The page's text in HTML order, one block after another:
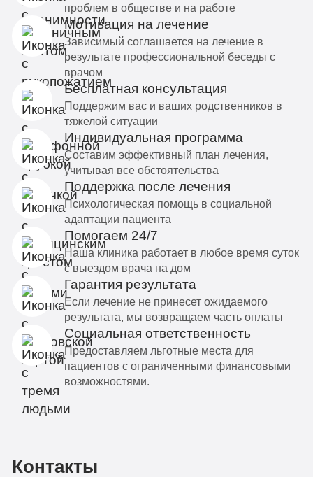
проблем в обществе и на работе
Мотивация на лечение
Зависимый соглашается на лечение в
результате профессиональной беседы с
врачом
Бесплатная консультация
Поддержим вас и ваших родственников в
тяжелой ситуации
Индивидуальная программа
Составим эффективный план лечения,
учитывая все обстоятельства
Поддержка после лечения
Психологическая помощь в социальной
адаптации пациента
Помогаем 24/7
Наша клиника работает в любое время суток
с выездом врача на дом
Гарантия результата
Если лечение не принесет ожидаемого
результата, мы возвращаем часть оплаты
Социальная ответственность
Предоставляем льготные места для
пациентов с ограниченными финансовыми
возможностями.
Контакты